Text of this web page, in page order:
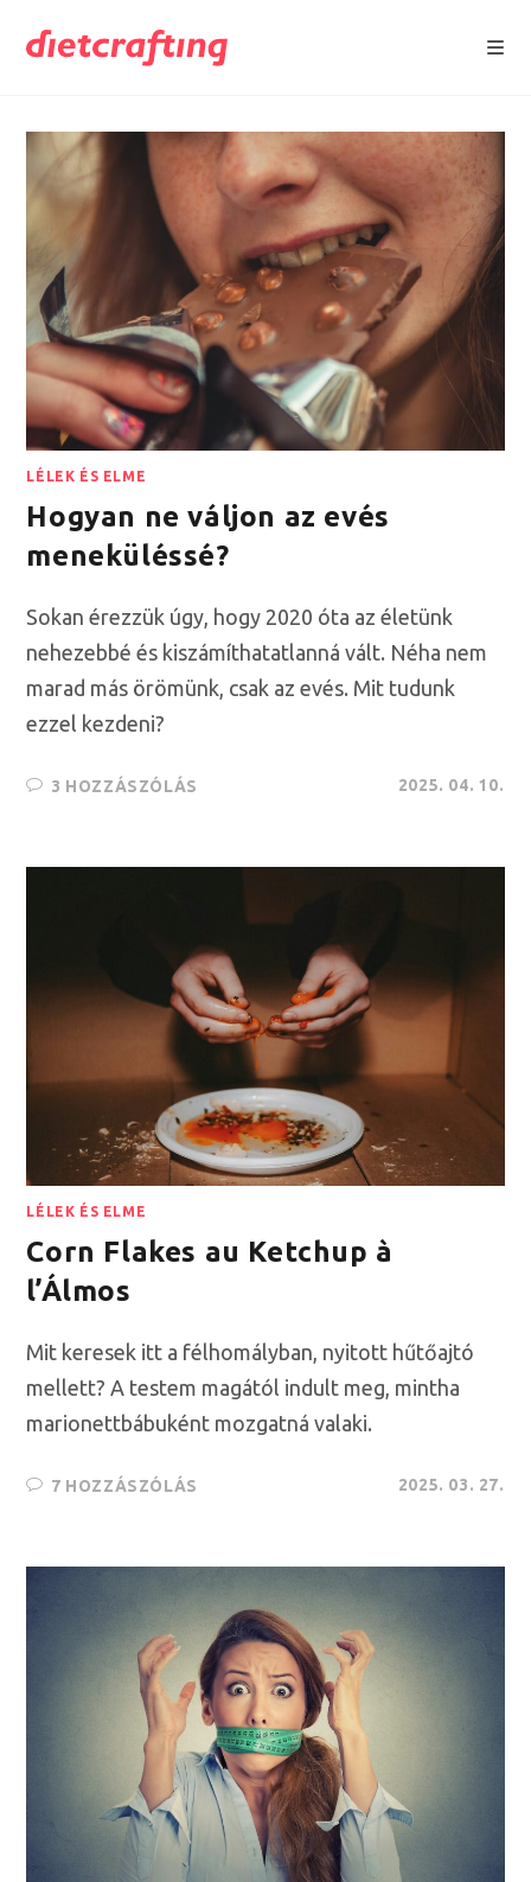
LÉLEK ÉS ELME
Hogyan ne váljon az evés
meneküléssé?
Sokan érezzük úgy, hogy 2020 óta az életünk
nehezebbé és kiszámíthatatlanná vált. Néha nem
marad más örömünk, csak az evés. Mit tudunk
ezzel kezdeni?
3 HOZZÁSZÓLÁS 2025. 04. 10.
LÉLEK ÉS ELME
Corn Flakes au Ketchup à
l’Álmos
Mit keresek itt a félhomályban, nyitott hűtőajtó
mellett? A testem magától indult meg, mintha
marionettbábuként mozgatná valaki.
7 HOZZÁSZÓLÁS 2025. 03. 27.